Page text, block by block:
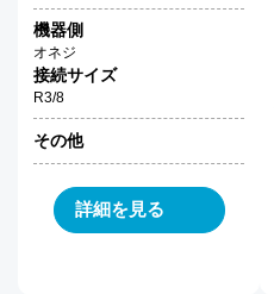
機器側
オネジ
接続サイズ
R3/8
その他
詳細を見る